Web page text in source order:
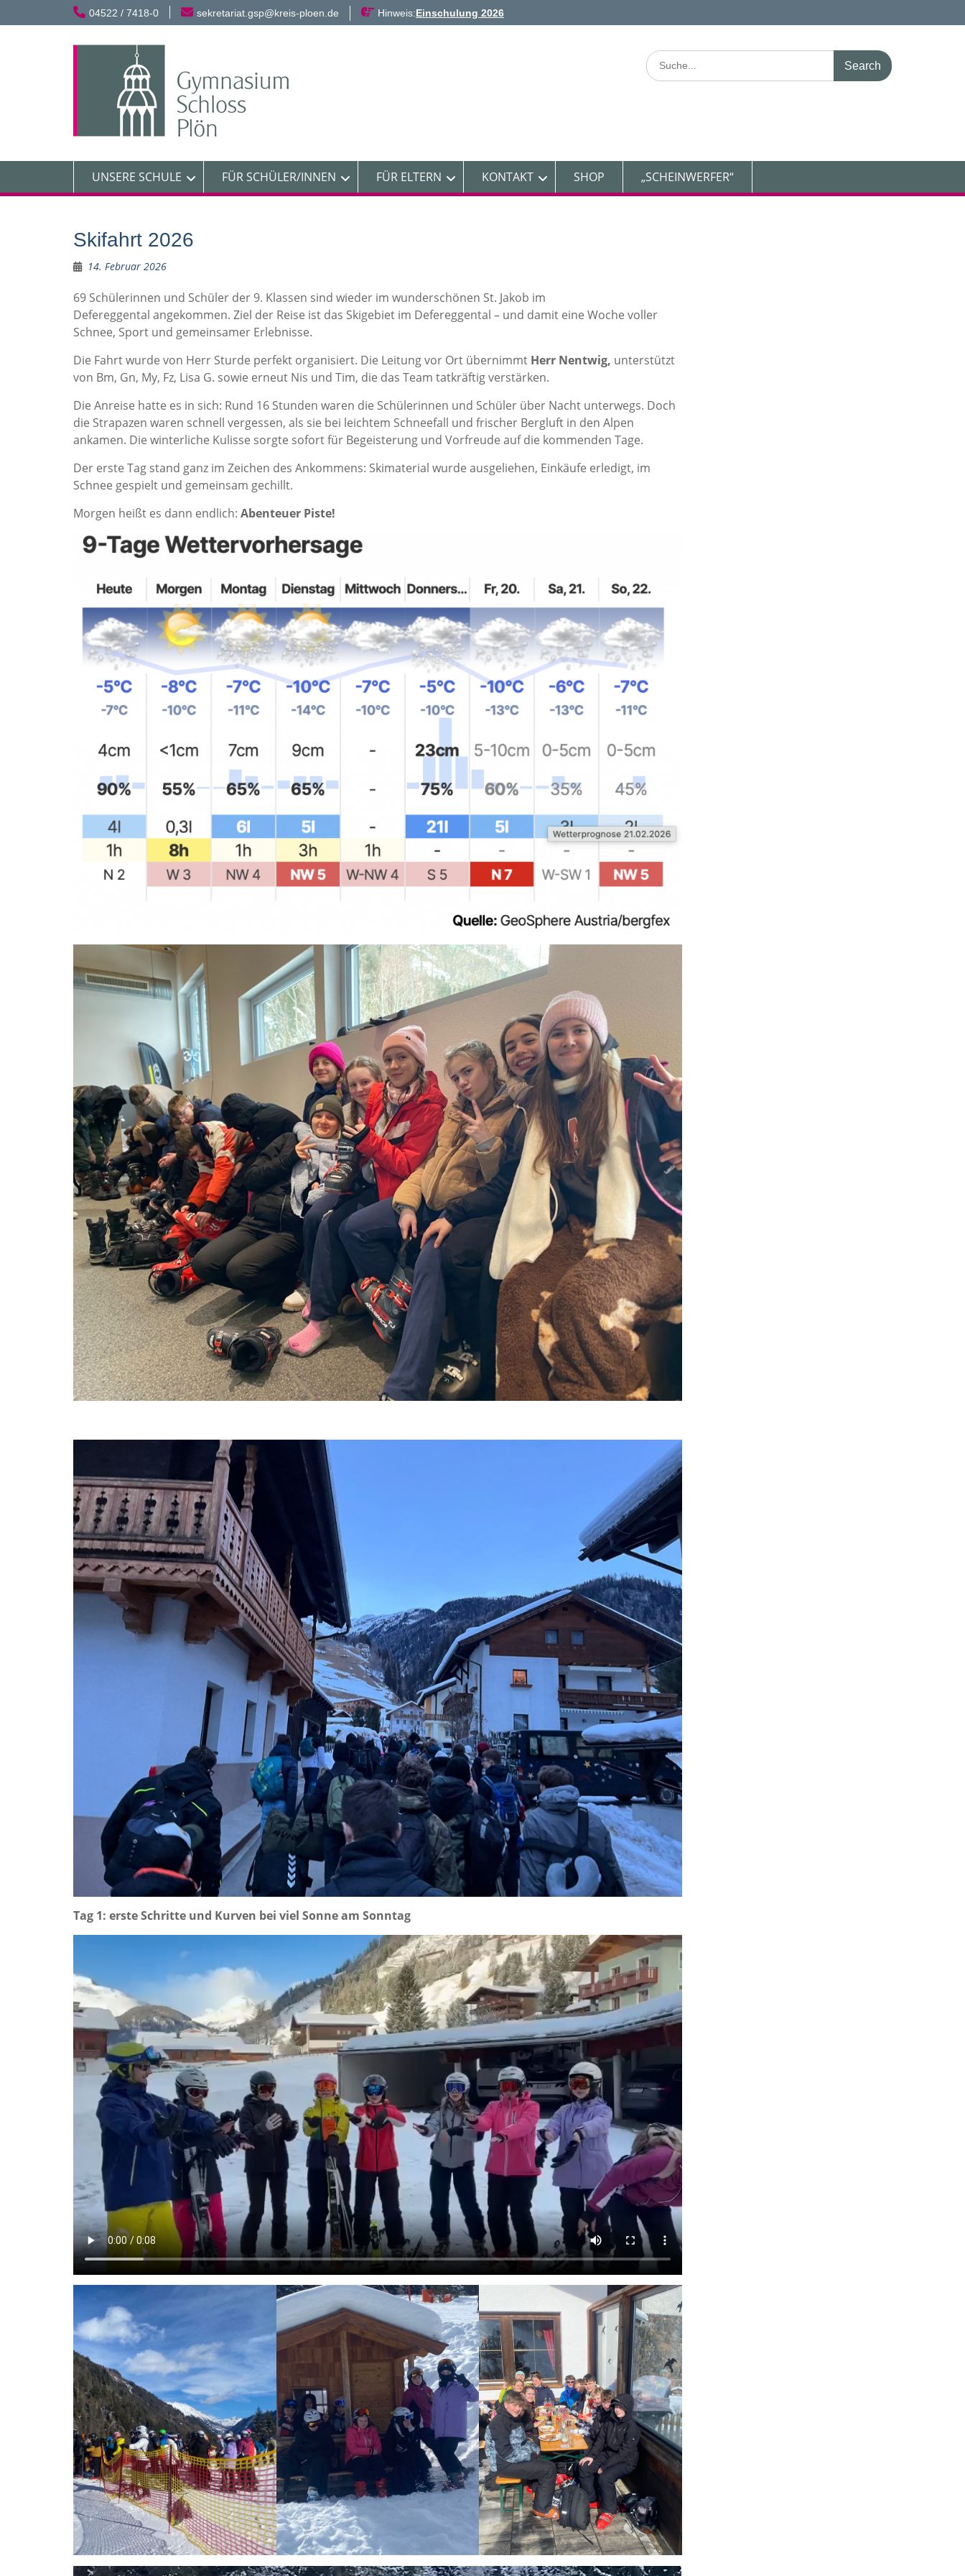
to
04522 / 7418-0 sekretariat.gsp@kreis-ploen.de Hinweis:Einschulung 2026
Search
for:
UNSERE SCHULE FÜR SCHÜLER/INNEN FÜR ELTERN KONTAKT SHOP „SCHEINWERFER“
Skifahrt 2026
14. Februar 2026
69 Schülerinnen und Schüler der 9. Klassen sind wieder im wunderschönen St. Jakob im
Defereggental angekommen. Ziel der Reise ist das Skigebiet im Defereggental – und damit eine Woche voller
Schnee, Sport und gemeinsamer Erlebnisse.
Die Fahrt wurde von Herr Sturde perfekt organisiert. Die Leitung vor Ort übernimmt Herr Nentwig, unterstützt
von Bm, Gn, My, Fz, Lisa G. sowie erneut Nis und Tim, die das Team tatkräftig verstärken.
Die Anreise hatte es in sich: Rund 16 Stunden waren die Schülerinnen und Schüler über Nacht unterwegs. Doch
die Strapazen waren schnell vergessen, als sie bei leichtem Schneefall und frischer Bergluft in den Alpen
ankamen. Die winterliche Kulisse sorgte sofort für Begeisterung und Vorfreude auf die kommenden Tage.
Der erste Tag stand ganz im Zeichen des Ankommens: Skimaterial wurde ausgeliehen, Einkäufe erledigt, im
Schnee gespielt und gemeinsam gechillt.
Morgen heißt es dann endlich: Abenteuer Piste!
Tag 1: erste Schritte und Kurven bei viel Sonne am Sonntag